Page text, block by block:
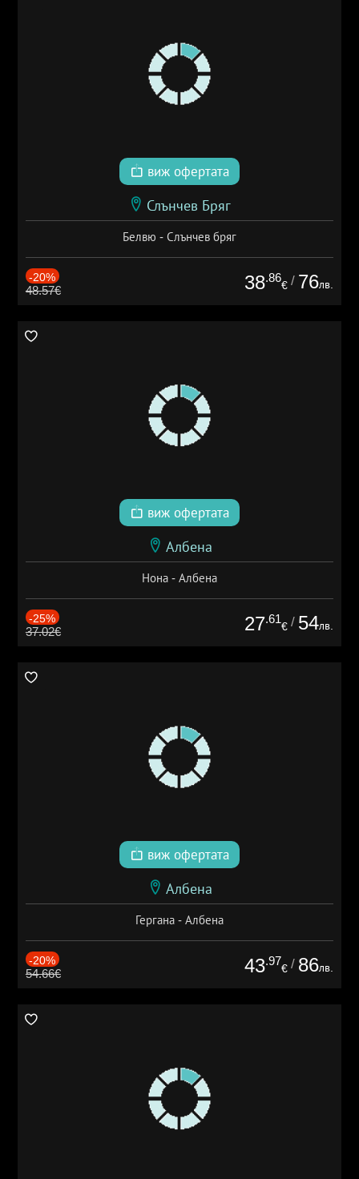
виж офертата
Слънчев Бряг
Белвю - Слънчев бряг
-20%
48.57€ 38.86
€ / 76лв.
виж офертата
Албена
Нона - Албена
-25%
37.02€ 27.61
€ / 54лв.
виж офертата
Албена
Гергана - Албена
-20%
54.66€ 43.97
€ / 86лв.